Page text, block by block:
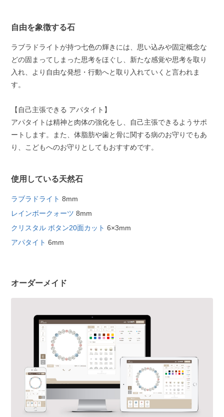
自由を象徴する石
ラブラドライトが持つ七色の輝きには、思い込みや固定概念な
どの固まってしまった思考をほぐし、新たな感覚や思考を取り
入れ、より自由な発想・行動へと取り入れていくと言われま
す。
【自己主張できる アパタイト】
アパタイトは精神と肉体の強化をし、自己主張できるようサポ
ートします。また、体脂肪や歯と骨に関する病のお守りでもあ
り、こどもへのお守りとしてもおすすめです。
使用している天然石
ラブラドライト 8mm
レインボークォーツ 8mm
クリスタル ボタン20面カット 6×3mm
アパタイト 6mm
オーダーメイド